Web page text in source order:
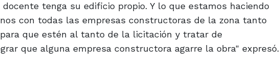
tenga su edificio propio. Y lo que estamos haciendo
con todas las empresas constructoras de la zona tanto
que estén al tanto de la licitación y tratar de
que alguna empresa constructora agarre la obra" expresó.